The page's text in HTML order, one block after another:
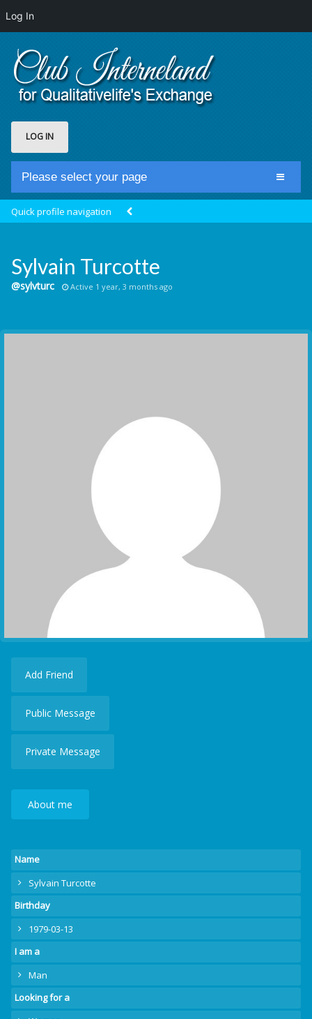
Log In
LOG IN
Please select your page
Groups
Communication Point
Quick profile navigation
Sylvain Turcotte
@sylvturc Active 1 year, 3 months ago
Add Friend
Public Message
Private Message
About me
Name
Sylvain Turcotte
Birthday
1979-03-13
I am a
Man
Looking for a